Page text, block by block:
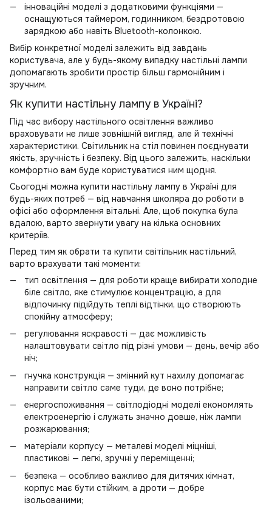
інноваційні моделі з додатковими функціями —
оснащуються таймером, годинником, бездротовою
зарядкою або навіть Bluetooth-колонкою.
Вибір конкретної моделі залежить від завдань
користувача, але у будь-якому випадку настільні лампи
допомагають зробити простір більш гармонійним і
зручним.
Як купити настільну лампу в Україні?
Під час вибору настільного освітлення важливо
враховувати не лише зовнішній вигляд, але й технічні
характеристики. Світильник на стіл повинен поєднувати
якість, зручність і безпеку. Від цього залежить, наскільки
комфортно вам буде користуватися ним щодня.
Сьогодні можна купити настільну лампу в Україні для
будь-яких потреб — від навчання школяра до роботи в
офісі або оформлення вітальні. Але, щоб покупка була
вдалою, варто звернути увагу на кілька основних
критеріїв.
Перед тим як обрати та купити світільник настільний,
варто врахувати такі моменти:
тип освітлення — для роботи краще вибирати холодне
біле світло, яке стимулює концентрацію, а для
відпочинку підійдуть теплі відтінки, що створюють
спокійну атмосферу;
регулювання яскравості — дає можливість
налаштовувати світло під різні умови — день, вечір або
ніч;
гнучка конструкція — змінний кут нахилу допомагає
направити світло саме туди, де воно потрібне;
енергоспоживання — світлодіодні моделі економлять
електроенергію і служать значно довше, ніж лампи
розжарювання;
матеріали корпусу — металеві моделі міцніші,
пластикові — легкі, зручні у переміщенні;
безпека — особливо важливо для дитячих кімнат,
корпус має бути стійким, а дроти — добре
ізольованими;